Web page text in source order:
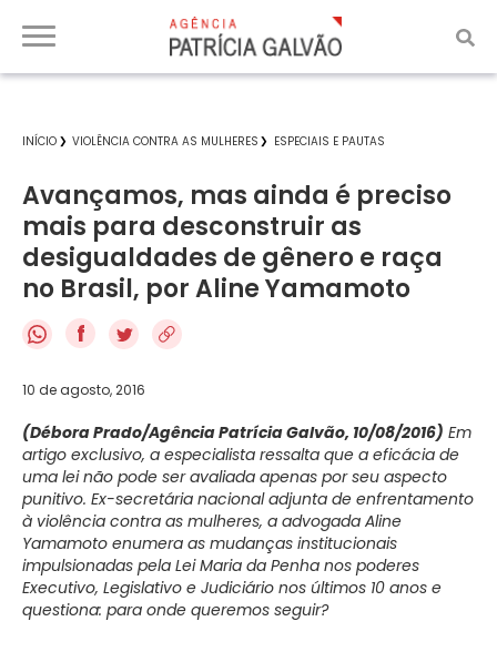
INÍCIO VIOLÊNCIA CONTRA AS MULHERES ESPECIAIS E PAUTAS
Avançamos, mas ainda é preciso
mais para desconstruir as
desigualdades de gênero e raça
no Brasil, por Aline Yamamoto
f
10 de agosto, 2016
(Débora Prado/Agência Patrícia Galvão, 10/08/2016) Em
artigo exclusivo, a especialista ressalta que a eficácia de
uma lei não pode ser avaliada apenas por seu aspecto
punitivo. Ex-secretária nacional adjunta de enfrentamento
à violência contra as mulheres, a advogada Aline
Yamamoto enumera as mudanças institucionais
impulsionadas pela Lei Maria da Penha nos poderes
Executivo, Legislativo e Judiciário nos últimos 10 anos e
questiona: para onde queremos seguir?